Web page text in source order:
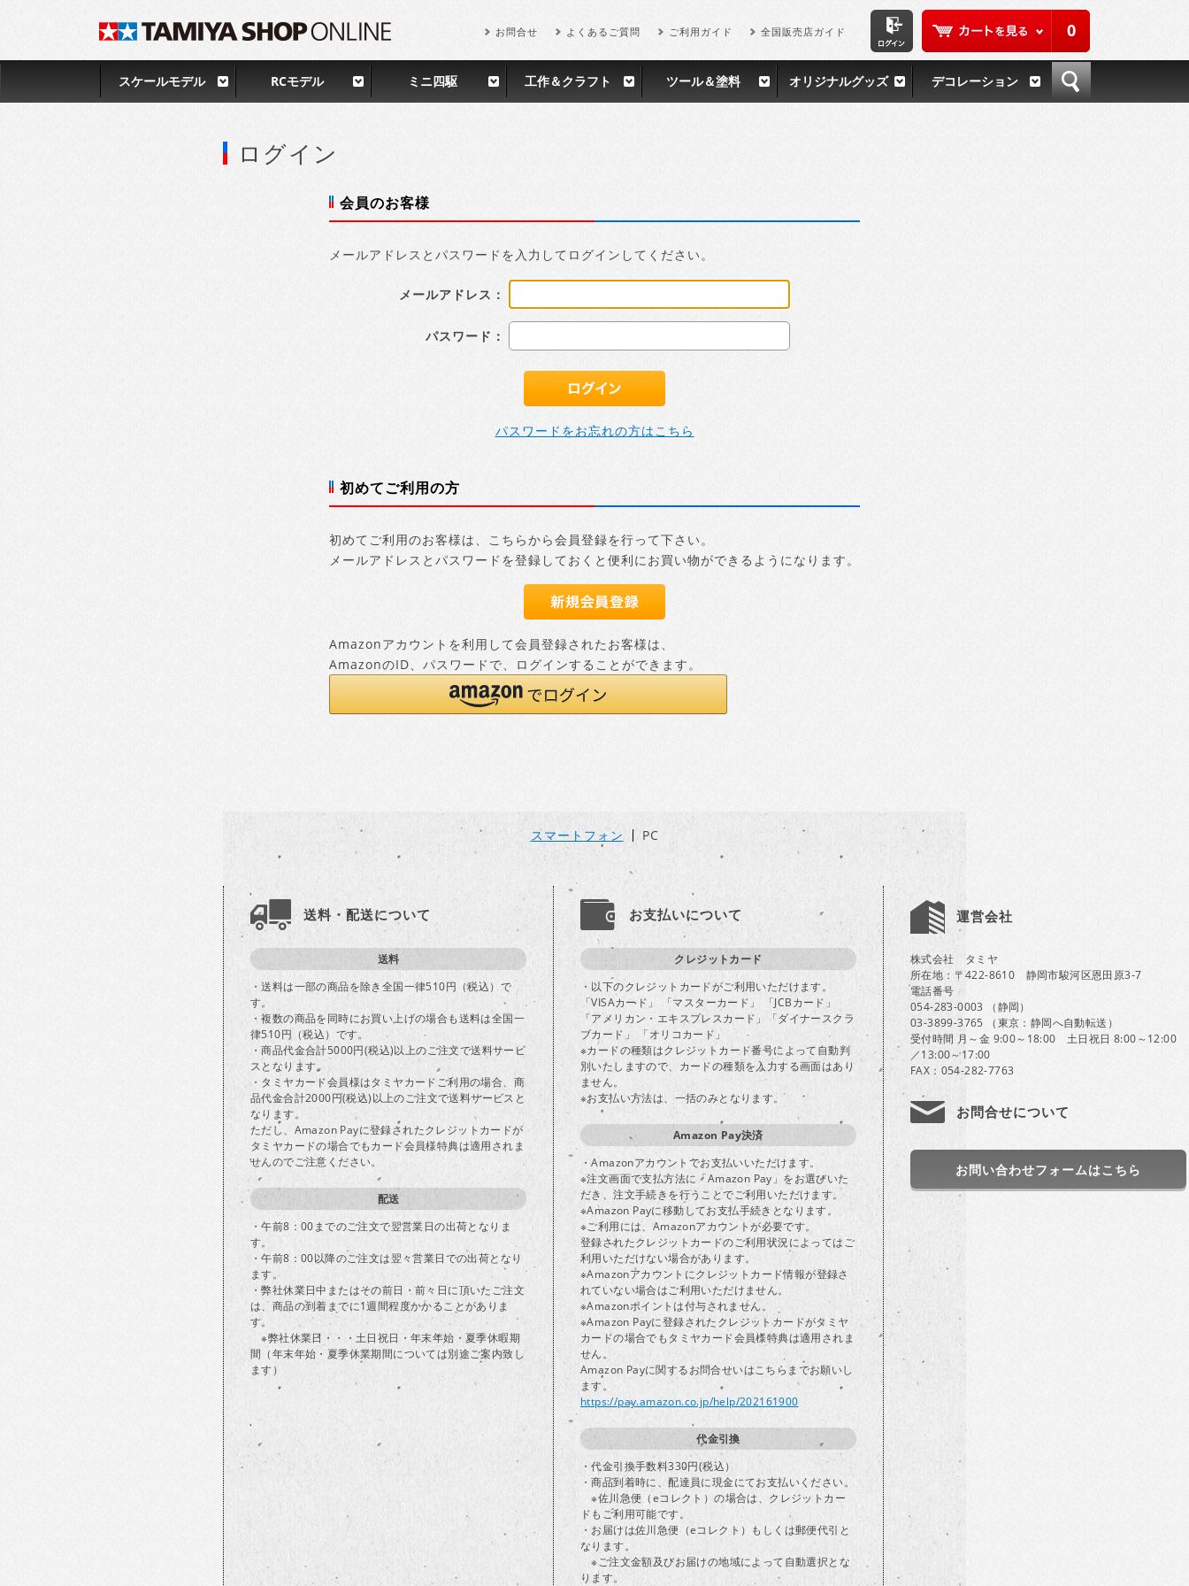
0
お問合せ よくあるご質問 ご利用ガイド 全国販売店ガイド
スケールモデル RCモデル ミニ四駆 工作＆クラフト ツール＆塗料 オリジナルグッズ デコレーション
ログイン
会員のお客様
メールアドレスとパスワードを入力してログインしてください。
メールアドレス：
パスワード：
パスワードをお忘れの方はこちら
初めてご利用の方
初めてご利用のお客様は、こちらから会員登録を行って下さい。
メールアドレスとパスワードを登録しておくと便利にお買い物ができるようになります。
Amazonアカウントを利用して会員登録されたお客様は、
AmazonのID、パスワードで、ログインすることができます。
スマートフォン PC
送料・配送について
送料
・送料は一部の商品を除き全国一律510円（税込）で
す。
・複数の商品を同時にお買い上げの場合も送料は全国一
律510円（税込）です。
・商品代金合計5000円(税込)以上のご注文で送料サービ
スとなります。
・タミヤカード会員様はタミヤカードご利用の場合、商
品代金合計2000円(税込)以上のご注文で送料サービスと
なります。
ただし、Amazon Payに登録されたクレジットカードが
タミヤカードの場合でもカード会員様特典は適用されま
せんのでご注意ください。
配送
・午前8：00までのご注文で翌営業日の出荷となりま
す。
・午前8：00以降のご注文は翌々営業日での出荷となり
ます。
・弊社休業日中またはその前日・前々日に頂いたご注文
は、商品の到着までに1週間程度かかることがありま
す。
※弊社休業日・・・土日祝日・年末年始・夏季休暇期
間（年末年始・夏季休業期間については別途ご案内致し
ます）
お支払いについて
クレジットカード
・以下のクレジットカードがご利用いただけます。
「VISAカード」 「マスターカード」 「JCBカード」
「アメリカン・エキスプレスカード」「ダイナースクラ
ブカード」 「オリコカード」
※カードの種類はクレジットカード番号によって自動判
別いたしますので、カードの種類を入力する画面はあり
ません。
※お支払い方法は、一括のみとなります。
Amazon Pay決済
・Amazonアカウントでお支払いいただけます。
※注文画面で支払方法に「Amazon Pay」をお選びいた
だき、注文手続きを行うことでご利用いただけます。
※Amazon Payに移動してお支払手続きとなります。
※ご利用には、Amazonアカウントが必要です。
登録されたクレジットカードのご利用状況によってはご
利用いただけない場合があります。
※Amazonアカウントにクレジットカード情報が登録さ
れていない場合はご利用いただけません。
※Amazonポイントは付与されません。
※Amazon Payに登録されたクレジットカードがタミヤ
カードの場合でもタミヤカード会員様特典は適用されま
せん。
Amazon Payに関するお問合せいはこちらまでお願いし
ます。
https://pay.amazon.co.jp/help/202161900
代金引換
・代金引換手数料330円(税込）
・商品到着時に、配達員に現金にてお支払いください。
※佐川急便（eコレクト）の場合は、クレジットカー
ドもご利用可能です。
・お届けは佐川急便（eコレクト）もしくは郵便代引と
なります。
※ご注文金額及びお届けの地域によって自動選択とな
ります。
運営会社
株式会社 タミヤ
所在地：〒422-8610 静岡市駿河区恩田原3-7
電話番号
054-283-0003 （静岡）
03-3899-3765 （東京：静岡へ自動転送）
受付時間 月～金 9:00～18:00 土日祝日 8:00～12:00
／13:00～17:00
FAX：054-282-7763
お問合せについて
お問い合わせフォームはこちら